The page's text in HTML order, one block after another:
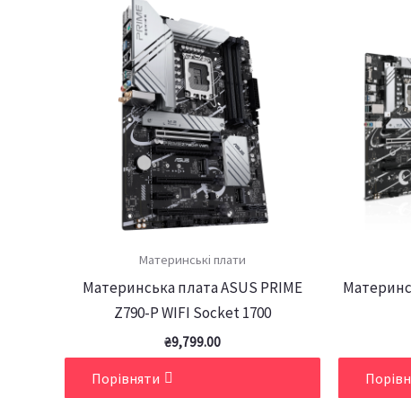
Материнські плати
Материнська плата ASUS PRIME
Z790-P WIFI Socket 1700
₴9,799.00
Порівняти